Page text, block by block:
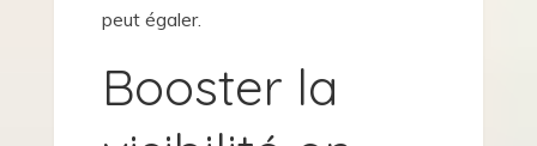
peut égaler.
Booster la